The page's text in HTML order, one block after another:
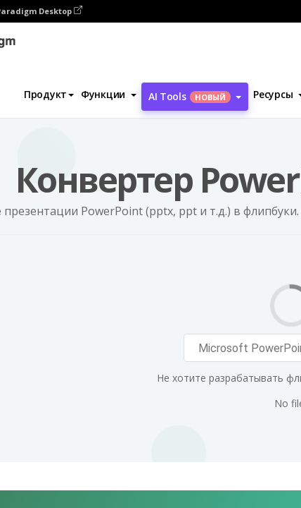
Desktop
Продукт Функции AI Tools НОВЫЙ Ресурсы
PowerPoint Flipbook
Конвертер
презентации PowerPoint (pptx, ppt и т.д.) в
Microsoft
Не хотите разрабатывать
No